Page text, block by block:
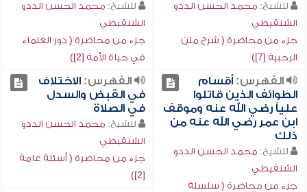
للشيخ: محمد الحسن الددو
الشنقيطي
جزء من محاضرة ( شرح متن
الرحبية [7])
للشيخ: محمد الحسن الددو
الشنقيطي
جزء من محاضرة ( دور العلماء
في حياة الأمة [2])
الفهرس:أقسام
الطوائف الذين قاتلوا
علياً رضي الله عنه وموقف
ابن عمر رضي الله عنه من
ذلك
للشيخ: محمد الحسن الددو
الشنقيطي
جزء من محاضرة ( سلسلة
الفهرس:الاختلاف
في القبض والسدل
في الصلاة
للشيخ: محمد الحسن الددو
الشنقيطي
جزء من محاضرة ( أسئلة عامة
[2])